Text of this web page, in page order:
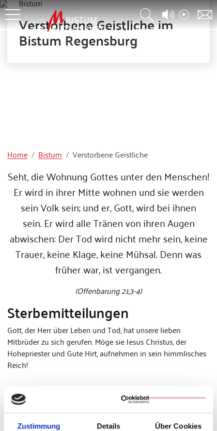
Zustimmung Details Über Cookies
Bistum
Verstorbene Geistliche im
Bistum Regensburg
Home Bistum Verstorbene Geistliche
Seht, die Wohnung Gottes unter den Menschen!
Er wird in ihrer Mitte wohnen und sie werden
sein Volk sein; und er, Gott, wird bei ihnen
sein. Er wird alle Tränen von ihren Augen
abwischen: Der Tod wird nicht mehr sein, keine
Trauer, keine Klage, keine Mühsal. Denn was
früher war, ist vergangen.
(Offenbarung 21,3-4)
Sterbemitteilungen
Gott, der Herr über Leben und Tod, hat unsere lieben
Mitbrüder zu sich gerufen. Möge sie Jesus Christus, der
Hohepriester und Gute Hirt, aufnehmen in sein himmlisches
Reich!
2026